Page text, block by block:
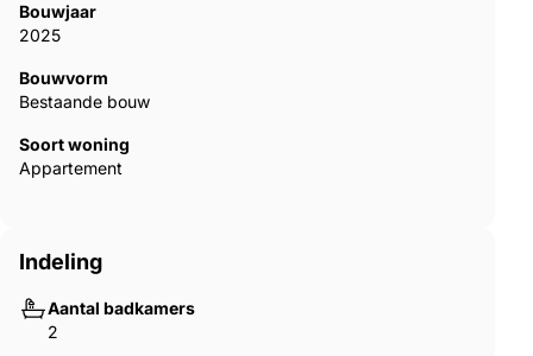
Bouwjaar
2025
Bouwvorm
Bestaande bouw
Soort woning
Appartement
Indeling
Aantal badkamers
2